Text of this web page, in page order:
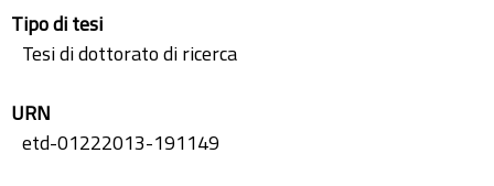
Tipo di tesi
Tesi di dottorato di ricerca
URN
etd-01222013-191149